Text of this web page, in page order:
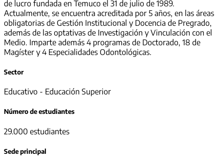
de lucro fundada en Temuco el 31 de julio de 1989.
Actualmente, se encuentra acreditada por 5 años, en las áreas
obligatorias de Gestión Institucional y Docencia de Pregrado,
además de las optativas de Investigación y Vinculación con el
Medio. Imparte además 4 programas de Doctorado, 18 de
Magíster y 4 Especialidades Odontológicas.
Sector
Educativo - Educación Superior
Número de estudiantes
29.000 estudiantes
Sede principal